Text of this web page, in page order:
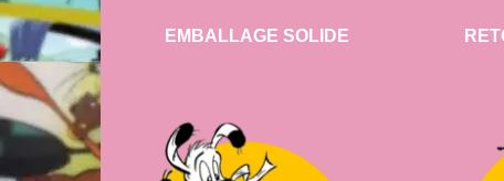
EMBALLAGE SOLIDE